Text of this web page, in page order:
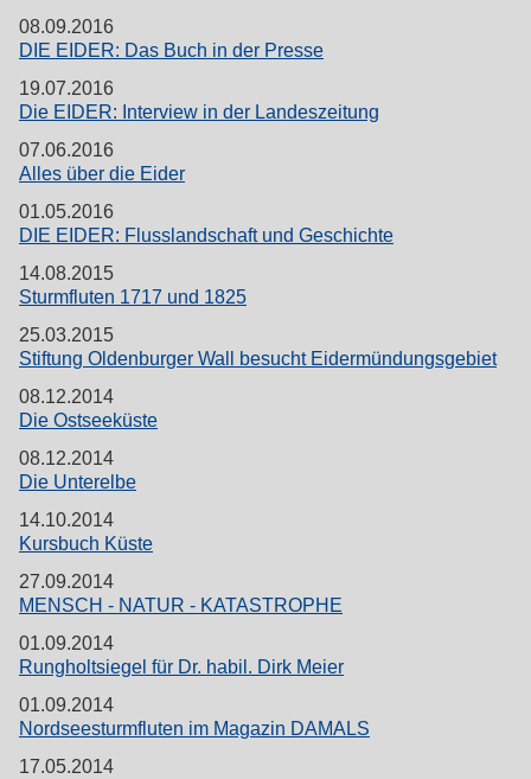
08.09.2016
DIE EIDER: Das Buch in der Presse
19.07.2016
Die EIDER: Interview in der Landeszeitung
07.06.2016
Alles über die Eider
01.05.2016
DIE EIDER: Flusslandschaft und Geschichte
14.08.2015
Sturmfluten 1717 und 1825
25.03.2015
Stiftung Oldenburger Wall besucht Eidermündungsgebiet
08.12.2014
Die Ostseeküste
08.12.2014
Die Unterelbe
14.10.2014
Kursbuch Küste
27.09.2014
MENSCH - NATUR - KATASTROPHE
01.09.2014
Rungholtsiegel für Dr. habil. Dirk Meier
01.09.2014
Nordseesturmfluten im Magazin DAMALS
17.05.2014